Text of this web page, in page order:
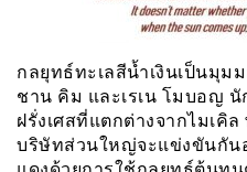
กลยุทธ์ทะเลสีน้ำเงินเป็นมุม
ชาน คิม และเรเน โมบอญ นั
ฝรั่งเศสที่แตกต่างจากไมเคิล
บริษัทส่วนใหญ่จะแข่งขันกัน